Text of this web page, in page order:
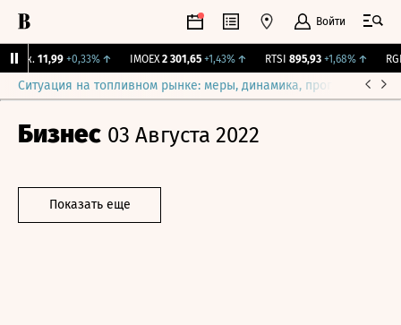
Войти
11,99 +0,33%↑ IMOEX 2 301,65 +1,43%↑ RTSI 895,93 +1,68% ↑ RGBI
Ситуация на топливном рынке: меры, динамика, прогнозы
Бизнес 03 Августа 2022
Показать еще